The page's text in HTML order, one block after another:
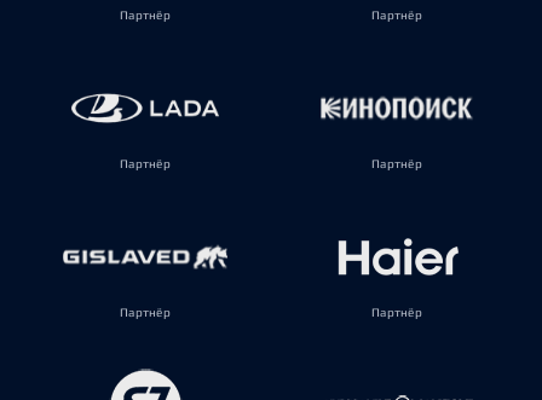
Партнёр Партнёр
Партнёр Партнёр
Партнёр Партнёр